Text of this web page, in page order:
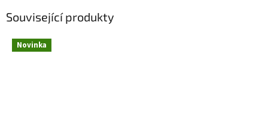
Související produkty
Novinka